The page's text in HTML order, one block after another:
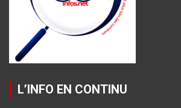
L’INFO EN CONTINU